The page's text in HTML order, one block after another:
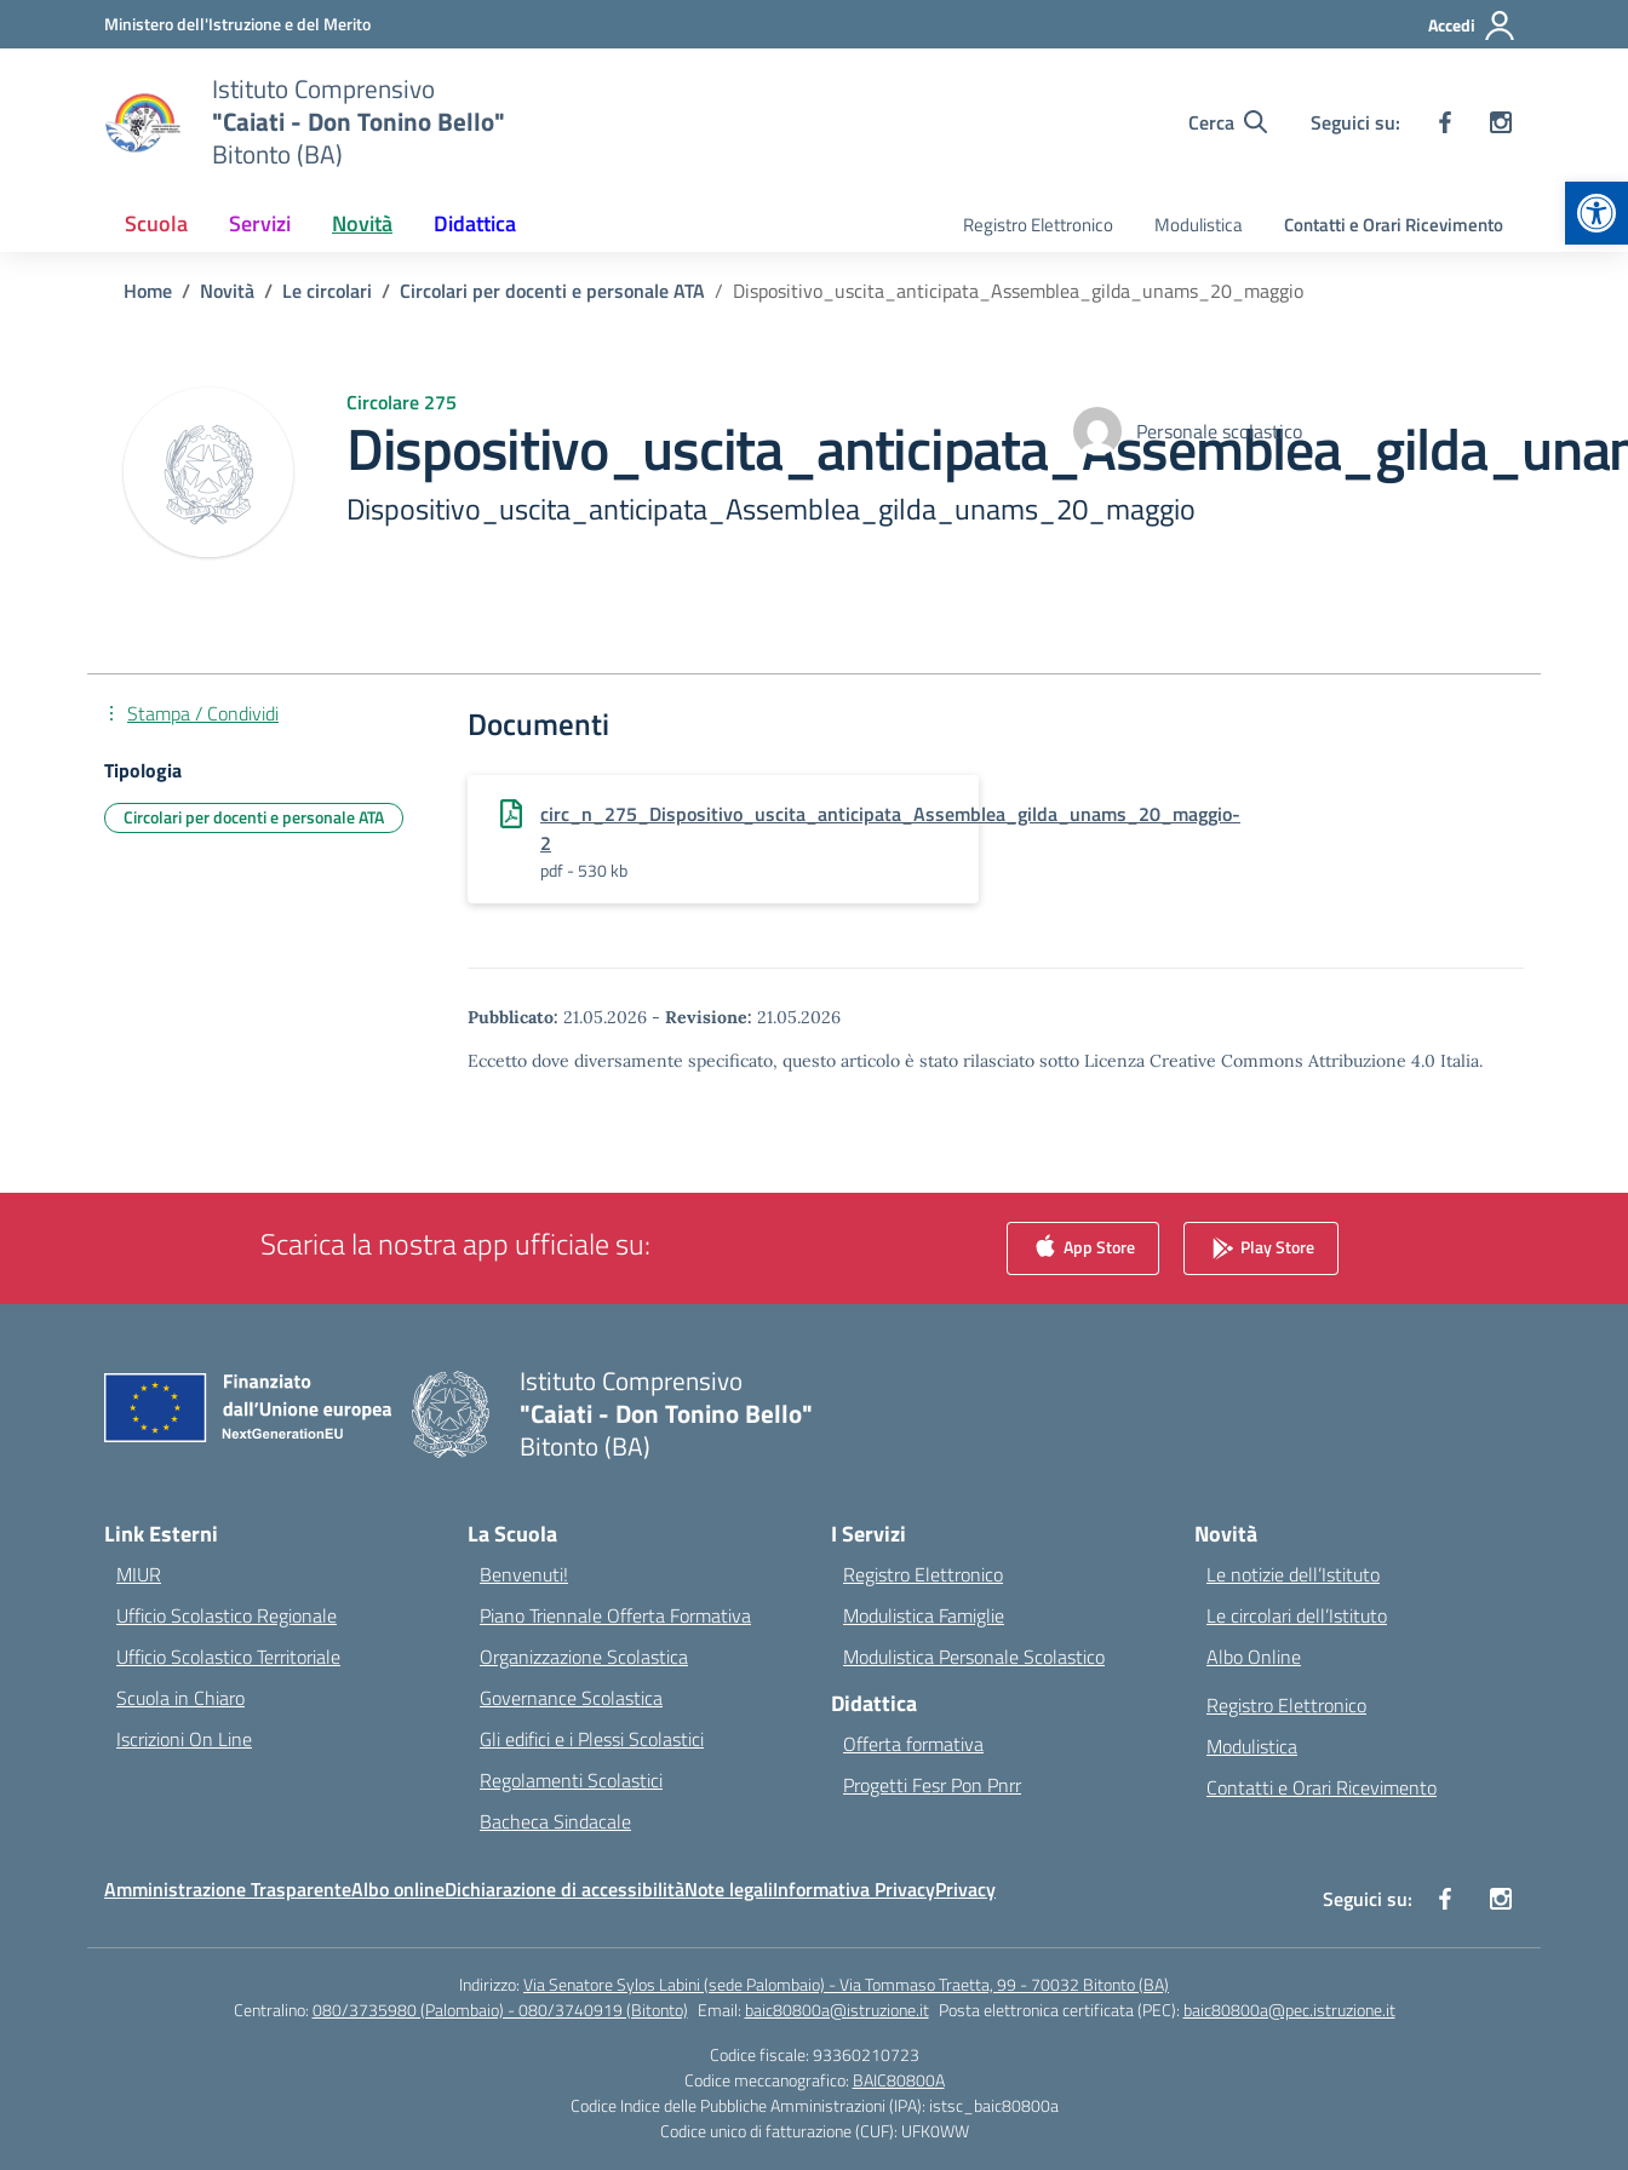
Vai ai contenuti
Vai al menu di navigazioneMinistero dell'Istruzione e del Merito Accedi
Istituto Comprensivo
"Caiati - Don Tonino Bello"
Bitonto (BA)
Cerca Seguici su:
Scuola Servizi Novità Didattica Registro Elettronico Modulistica Contatti e Orari Ricevimento
Home Novità Le circolari Circolari per docenti e personale ATA Dispositivo_uscita_anticipata_Assemblea_gilda_unams_20_maggio
Circolare 275
Dispositivo_uscita_anticipata_Assemblea_gilda_unams_20_maggio
Personale scolastico
Documenti
circ_n_275_Dispositivo_uscita_anticipata_Assemblea_gilda_unams_20_maggio-
2
pdf - 530 kb
Pubblicato: 21.05.2026 - Revisione: 21.05.2026
Eccetto dove diversamente specificato, questo articolo è stato rilasciato sotto Licenza Creative Commons Attribuzione 4.0 Italia.
Stampa / Condividi
Tipologia
Circolari per docenti e personale ATA
Scarica la nostra app ufficiale su: App Store Play Store
Istituto Comprensivo
"Caiati - Don Tonino Bello"
Bitonto (BA)
Link Esterni
MIUR
Ufficio Scolastico Regionale
Ufficio Scolastico Territoriale
Scuola in Chiaro
Iscrizioni On Line
La Scuola
Benvenuti!
Piano Triennale Offerta Formativa
Organizzazione Scolastica
Governance Scolastica
Gli edifici e i Plessi Scolastici
Regolamenti Scolastici
Bacheca Sindacale
I Servizi
Registro Elettronico
Modulistica Famiglie
Modulistica Personale Scolastico
Didattica
Offerta formativa
Progetti Fesr Pon Pnrr
Novità
Le notizie dell’Istituto
Le circolari dell’Istituto
Albo Online
Registro Elettronico
Modulistica
Contatti e Orari Ricevimento
Amministrazione TrasparenteAlbo onlineDichiarazione di accessibilitàNote legaliInformativa PrivacyPrivacy Seguici su:
Indirizzo:Via Senatore Sylos Labini (sede Palombaio) - Via Tommaso Traetta, 99 - 70032 Bitonto (BA)
Centralino:080/3735980 (Palombaio) - 080/3740919 (Bitonto) Email: baic80800a@istruzione.it Posta elettronica certificata (PEC): baic80800a@pec.istruzione.it
Codice fiscale: 93360210723
Codice meccanografico: BAIC80800A
Codice Indice delle Pubbliche Amministrazioni (IPA): istsc_baic80800a
Codice unico di fatturazione (CUF): UFK0WW